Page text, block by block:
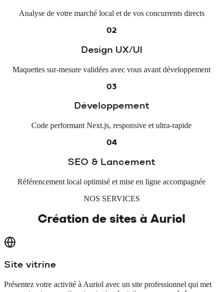
Analyse de votre marché local et de vos concurrents directs
02
Design UX/UI
Maquettes sur-mesure validées avec vous avant développement
03
Développement
Code performant Next.js, responsive et ultra-rapide
04
SEO & Lancement
Référencement local optimisé et mise en ligne accompagnée
NOS SERVICES
Création de sites à Auriol
Site vitrine
Présentez votre activité à Auriol avec un site professionnel qui met